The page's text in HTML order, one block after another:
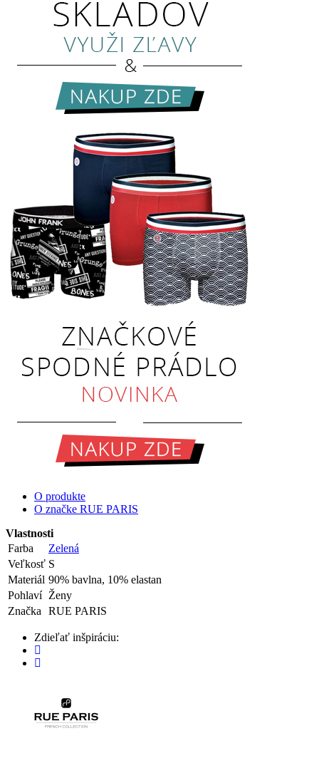
O produkte
O značke RUE PARIS
Vlastnosti
Farba
Zelená
Veľkosť S
Materiál 90% bavlna, 10% elastan
Pohlaví Ženy
Značka
RUE PARIS
Zdieľať inšpiráciu: